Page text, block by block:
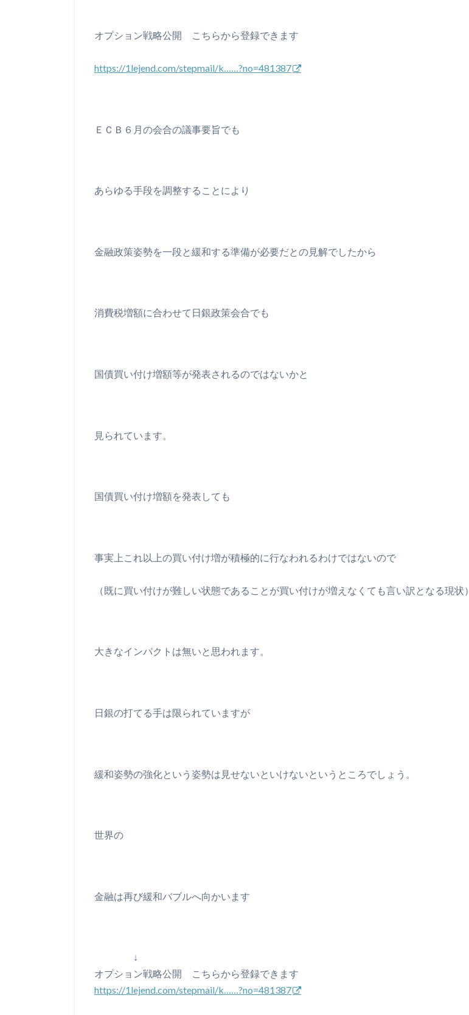
オプション戦略公開 こちらから登録できます
https://1lejend.com/stepmail/k……?no=481387
ＥＣＢ６月の会合の議事要旨でも
あらゆる手段を調整することにより
金融政策姿勢を一段と緩和する準備が必要だとの見解でしたから
消費税増額に合わせて日銀政策会合でも
国債買い付け増額等が発表されるのではないかと
見られています。
国債買い付け増額を発表しても
事実上これ以上の買い付け増が積極的に行なわれるわけではないので
（既に買い付けが難しい状態であることが買い付けが増えなくても言い訳となる現状）
大きなインパクトは無いと思われます。
日銀の打てる手は限られていますが
緩和姿勢の強化という姿勢は見せないといけないというところでしょう。
世界の
金融は再び緩和バブルへ向かいます
↓
オプション戦略公開 こちらから登録できます
https://1lejend.com/stepmail/k……?no=481387